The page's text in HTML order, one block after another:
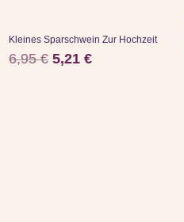
Kleines Sparschwein Zur Hochzeit
6,95€ Ursprünglicher
5,21€Aktueller